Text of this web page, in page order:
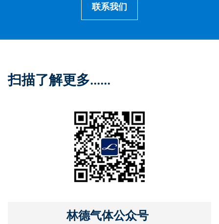
联系我们
扫描了解更多......
林德气体公众号